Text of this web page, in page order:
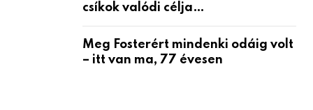
csíkok valódi célja…
Meg Fosterért mindenki odáig volt
– itt van ma, 77 évesen